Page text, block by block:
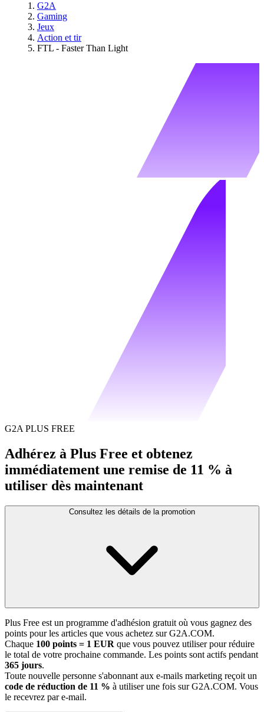
G2A
Gaming
Jeux
Action et tir
FTL - Faster Than Light
G2A PLUS FREE
Adhérez à Plus Free et obtenez
immédiatement une remise de 11 % à
utiliser dès maintenant
Consultez les détails de la promotion
Plus Free est un programme d'adhésion gratuit où vous gagnez des
points pour les articles que vous achetez sur G2A.COM.
Chaque 100 points = 1 EUR que vous pouvez utiliser pour réduire
le total de votre prochaine commande. Les points sont actifs pendant
365 jours.
Toute nouvelle personne s'abonnant aux e-mails marketing reçoit un
code de réduction de 11 % à utiliser une fois sur G2A.COM. Vous
le recevrez par e-mail.